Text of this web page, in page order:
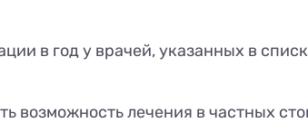
в год у врачей, указанных в
возможность лечения в частных